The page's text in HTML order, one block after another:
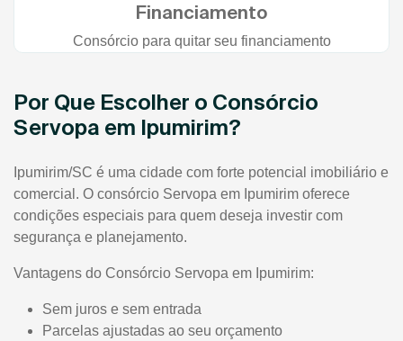
Financiamento
Consórcio para quitar seu financiamento
Por Que Escolher o Consórcio
Servopa em Ipumirim?
Ipumirim/SC é uma cidade com forte potencial imobiliário e
comercial. O consórcio Servopa em Ipumirim oferece
condições especiais para quem deseja investir com
segurança e planejamento.
Vantagens do Consórcio Servopa em Ipumirim:
Sem juros e sem entrada
Parcelas ajustadas ao seu orçamento